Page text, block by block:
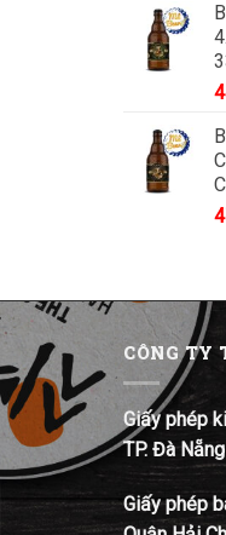
CÔNG TY
Giấy phép
TP. Đà
Giấy phép